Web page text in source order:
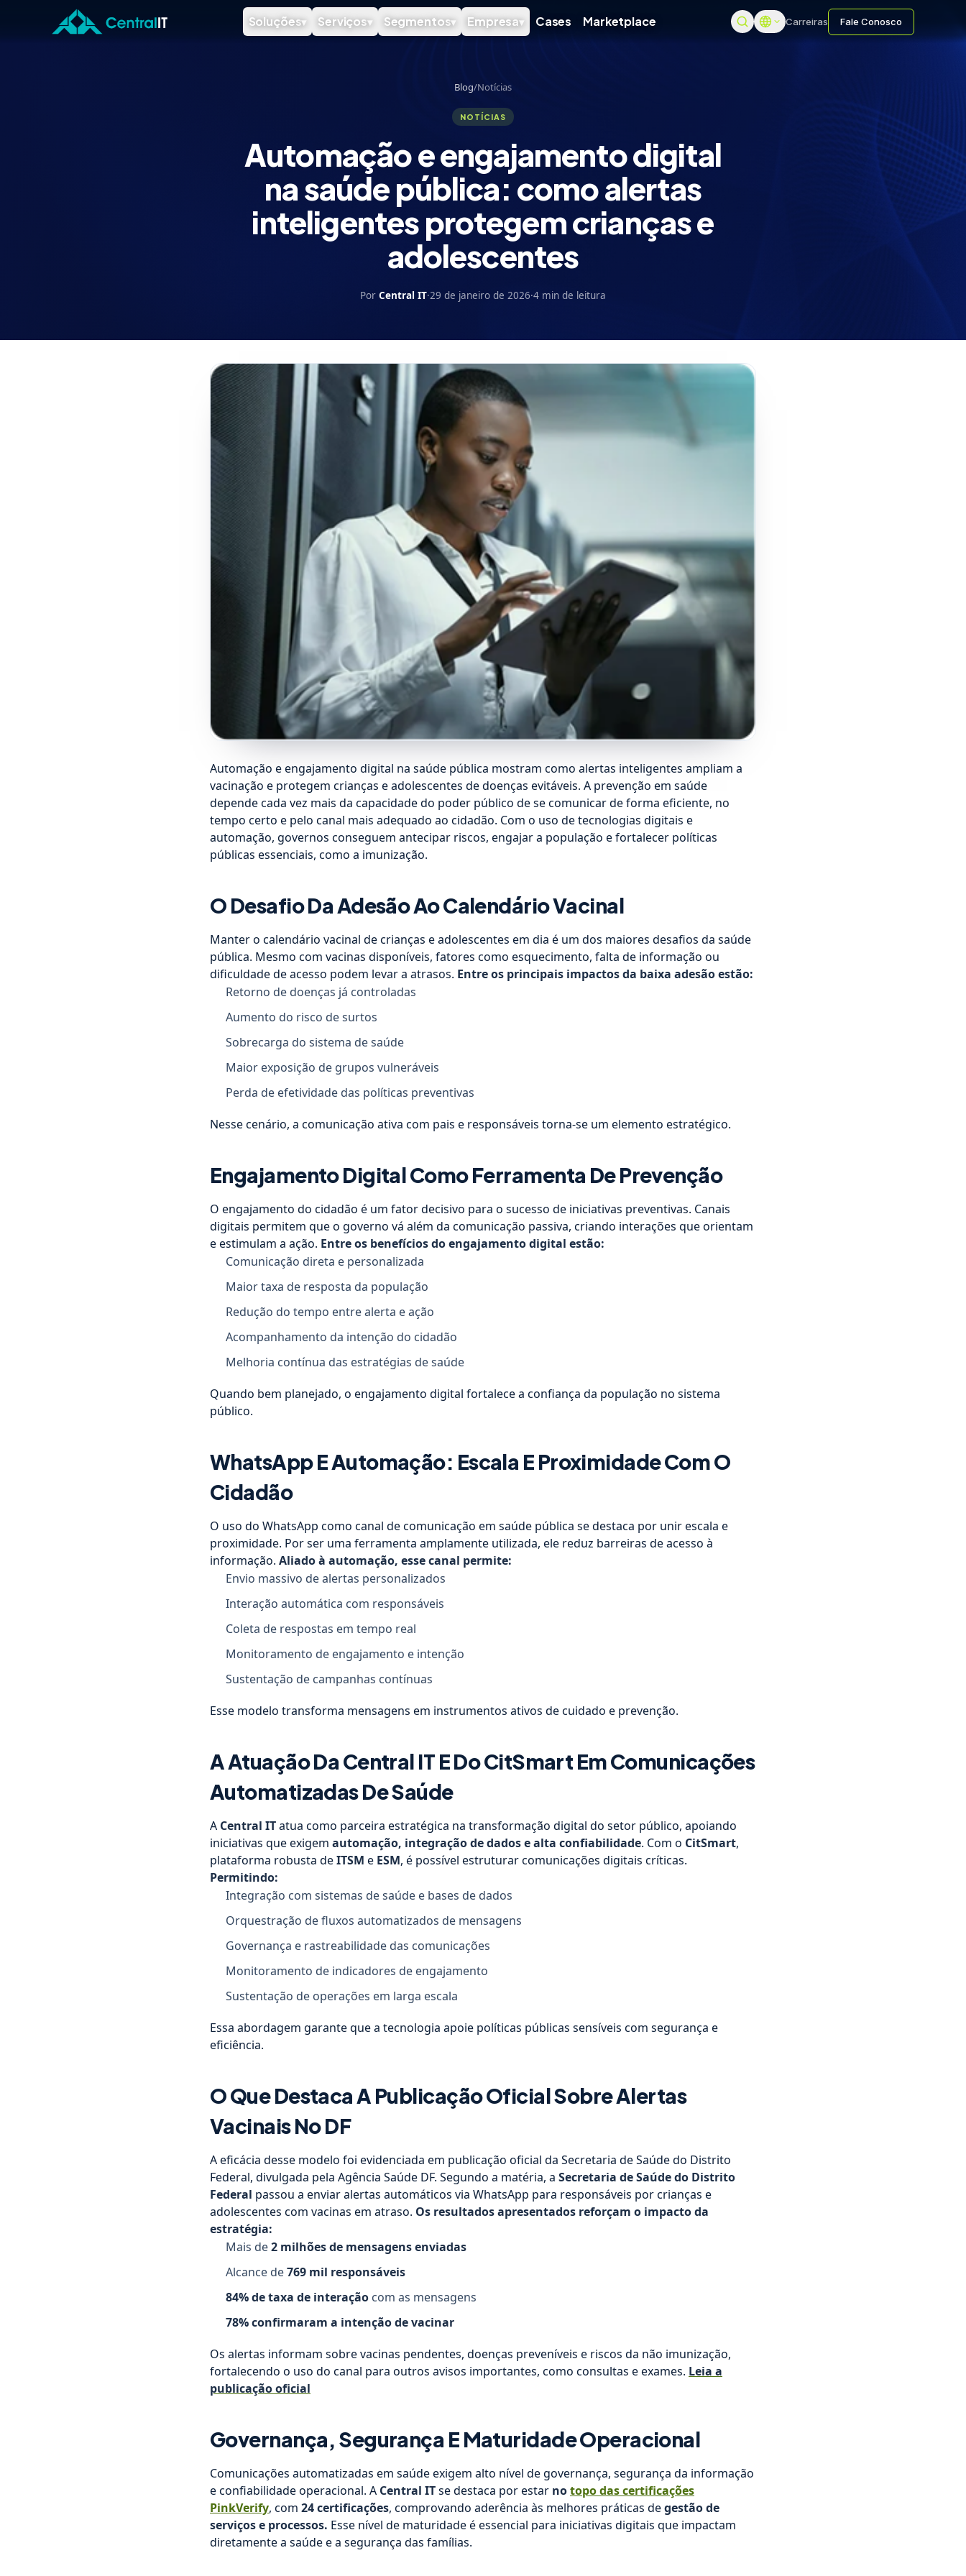
Pular para o conteúdo principal
Soluções▾ Serviços▾ Segmentos▾ Empresa▾ Cases Marketplace Carreiras Fale Conosco
Blog/Notícias
NOTÍCIAS
Automação e engajamento digital
na saúde pública: como alertas
inteligentes protegem crianças e
adolescentes
Por Central IT·29 de janeiro de 2026·4 min de leitura
Automação e engajamento digital na saúde pública mostram como alertas inteligentes ampliam a
vacinação e protegem crianças e adolescentes de doenças evitáveis. A prevenção em saúde
depende cada vez mais da capacidade do poder público de se comunicar de forma eficiente, no
tempo certo e pelo canal mais adequado ao cidadão. Com o uso de tecnologias digitais e
automação, governos conseguem antecipar riscos, engajar a população e fortalecer políticas
públicas essenciais, como a imunização.
O Desafio Da Adesão Ao Calendário Vacinal
Manter o calendário vacinal de crianças e adolescentes em dia é um dos maiores desafios da saúde
pública. Mesmo com vacinas disponíveis, fatores como esquecimento, falta de informação ou
dificuldade de acesso podem levar a atrasos. Entre os principais impactos da baixa adesão estão:
Retorno de doenças já controladas
Aumento do risco de surtos
Sobrecarga do sistema de saúde
Maior exposição de grupos vulneráveis
Perda de efetividade das políticas preventivas
Nesse cenário, a comunicação ativa com pais e responsáveis torna-se um elemento estratégico.
Engajamento Digital Como Ferramenta De Prevenção
O engajamento do cidadão é um fator decisivo para o sucesso de iniciativas preventivas. Canais
digitais permitem que o governo vá além da comunicação passiva, criando interações que orientam
e estimulam a ação. Entre os benefícios do engajamento digital estão:
Comunicação direta e personalizada
Maior taxa de resposta da população
Redução do tempo entre alerta e ação
Acompanhamento da intenção do cidadão
Melhoria contínua das estratégias de saúde
Quando bem planejado, o engajamento digital fortalece a confiança da população no sistema
público.
WhatsApp E Automação: Escala E Proximidade Com O
Cidadão
O uso do WhatsApp como canal de comunicação em saúde pública se destaca por unir escala e
proximidade. Por ser uma ferramenta amplamente utilizada, ele reduz barreiras de acesso à
informação. Aliado à automação, esse canal permite:
Envio massivo de alertas personalizados
Interação automática com responsáveis
Coleta de respostas em tempo real
Monitoramento de engajamento e intenção
Sustentação de campanhas contínuas
Esse modelo transforma mensagens em instrumentos ativos de cuidado e prevenção.
A Atuação Da Central IT E Do CitSmart Em Comunicações
Automatizadas De Saúde
A Central ITatua como parceira estratégica na transformação digital do setor público, apoiando
iniciativas que exigem automação, integração de dados e alta confiabilidade. Com o CitSmart,
plataforma robusta deITSM e ESM, é possível estruturar comunicações digitais críticas.
Permitindo:
Integração com sistemas de saúde e bases de dados
Orquestração de fluxos automatizados de mensagens
Governança e rastreabilidade das comunicações
Monitoramento de indicadores de engajamento
Sustentação de operações em larga escala
Essa abordagem garante que a tecnologia apoie políticas públicas sensíveis com segurança e
eficiência.
O Que Destaca A Publicação Oficial Sobre Alertas
Vacinais No DF
A eficácia desse modelo foi evidenciada em publicação oficial da Secretaria de Saúde do Distrito
Federal, divulgada pela Agência Saúde DF. Segundo a matéria, a Secretaria de Saúde do Distrito
Federal passou a enviar alertas automáticos via WhatsApp para responsáveis por crianças e
adolescentes com vacinas em atraso. Os resultados apresentados reforçam o impacto da
estratégia:
Mais de2 milhões de mensagens enviadas
Alcance de769 mil responsáveis
84% de taxa de interação com as mensagens
78% confirmaram a intenção de vacinar
Os alertas informam sobre vacinas pendentes, doenças preveníveis e riscos da não imunização,
fortalecendo o uso do canal para outros avisos importantes, como consultas e exames. Leia a
publicação oficial
Governança, Segurança E Maturidade Operacional
Comunicações automatizadas em saúde exigem alto nível de governança, segurança da informação
e confiabilidade operacional. A Central ITse destaca por estar notopo das certificações
PinkVerify, com 24 certificações, comprovando aderência às melhores práticas degestão de
serviços e processos. Esse nível de maturidade é essencial para iniciativas digitais que impactam
diretamente a saúde e a segurança das famílias.